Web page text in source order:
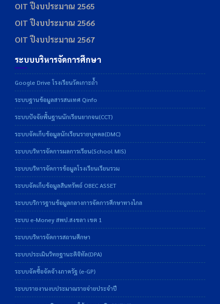
OIT ปีงบประมาณ 2565
OIT ปีงบประมาณ 2566
OIT ปีงบประมาณ 2567
ระบบบริหารจัดการศึกษา
Google Drive โรงเรียนวัดเกาะถ้ำ
ระบบฐานข้อมูลสารสนเทศ Qinfo
ระบบปัจจัยพื้นฐานนักเรียนยากจน(CCT)
ระบบจัดเก็บข้อมูลนักเรียนรายบุคคล(DMC)
ระบบบริหารจัดการผลการเรียน(School MIS)
ระบบบริหารจัดการข้อมูลโรงเรียนเรียนรวม
ระบบจัดเก็บข้อมูลสินทรัพย์ OBEC ASSET
ระบบบริการฐานข้อมูลกลางการจัดการศึกษาทางไกล
ระบบ e-Money สพป.สงขลา เขต 1
ระบบบริหารจัดการสถานศึกษา
ระบบประเมินวิทยฐานะดิจิทัล(DPA)
ระบบจัดซื้อจัดจ้างภาครัฐ (e-GP)
ระบบรายงานงบประมาณรายจ่ายประจำปี